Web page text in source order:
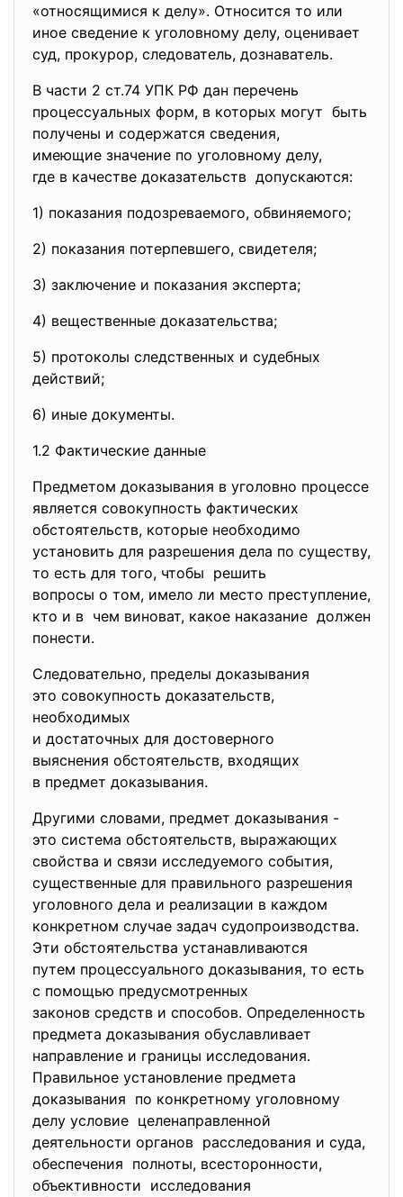
«относящимися к делу». Относится то или
иное сведение к уголовному делу, оценивает
суд, прокурор, следователь, дознаватель.
В части 2 ст.74 УПК РФ дан перечень
процессуальных форм, в которых могут быть
получены и содержатся сведения,
имеющие значение по уголовному делу,
где в качестве доказательств допускаются:
1) показания подозреваемого, обвиняемого;
2) показания потерпевшего, свидетеля;
3) заключение и показания эксперта;
4) вещественные доказательства;
5) протоколы следственных и судебных
действий;
6) иные документы.
1.2 Фактические данные
Предметом доказывания в уголовно процессе
является совокупность фактических
обстоятельств, которые необходимо
установить для разрешения дела по существу,
то есть для того, чтобы решить
вопросы о том, имело ли место преступление,
кто и в чем виноват, какое наказание должен
понести.
Следовательно, пределы доказывания
это совокупность доказательств,
необходимых
и достаточных для достоверного
выяснения обстоятельств, входящих
в предмет доказывания.
Другими словами, предмет доказывания -
это система обстоятельств, выражающих
свойства и связи исследуемого события,
существенные для правильного разрешения
уголовного дела и реализации в каждом
конкретном случае задач судопроизводства.
Эти обстоятельства устанавливаются
путем процессуального доказывания, то есть
с помощью предусмотренных
законов средств и способов. Определенность
предмета доказывания обуславливает
направление и границы исследования.
Правильное установление предмета
доказывания по конкретному уголовному
делу условие целенаправленной
деятельности органов расследования и суда,
обеспечения полноты, всесторонности,
объективности исследования